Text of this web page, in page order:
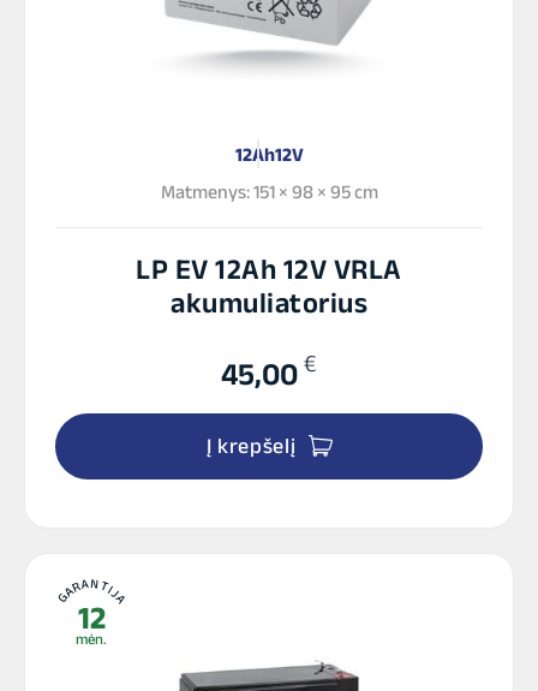
12Ah12V
Matmenys: 151 × 98 × 95 cm
LP EV 12Ah 12V VRLA
akumuliatorius
45,00 €
Į krepšelį
GARANTIJA
12
mėn.